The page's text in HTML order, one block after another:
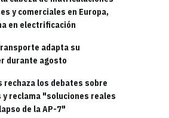
y comerciales en Europa,
en electrificación
adapta su
durante agosto
rechaza los debates sobre
y reclama "soluciones reales
de la AP-7"